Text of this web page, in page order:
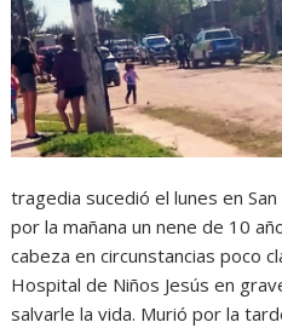
tragedia sucedió el lunes en
por la mañana un nene de 10
cabeza en circunstancias poco
Hospital de Niños Jesús en
salvarle la vida. Murió por la